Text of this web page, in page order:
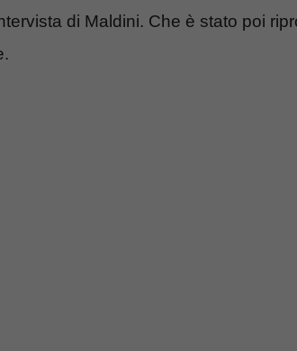
di Maldini. Che è stato poi